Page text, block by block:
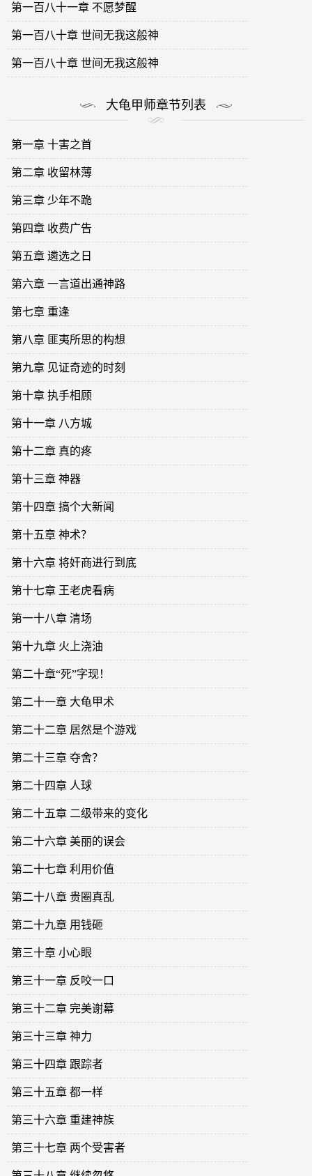
第一百八十一章 不愿梦醒
第一百八十章 世间无我这般神
第一百八十章 世间无我这般神
大龟甲师章节列表
第一章 十害之首
第二章 收留林薄
第三章 少年不跪
第四章 收费广告
第五章 遴选之日
第六章 一言道出通神路
第七章 重逢
第八章 匪夷所思的构想
第九章 见证奇迹的时刻
第十章 执手相顾
第十一章 八方城
第十二章 真的疼
第十三章 神器
第十四章 搞个大新闻
第十五章 神术？
第十六章 将奸商进行到底
第十七章 王老虎看病
第一十八章 清场
第十九章 火上浇油
第二十章“死”字现！
第二十一章 大龟甲术
第二十二章 居然是个游戏
第二十三章 夺舍？
第二十四章 人球
第二十五章 二级带来的变化
第二十六章 美丽的误会
第二十七章 利用价值
第二十八章 贵圈真乱
第二十九章 用钱砸
第三十章 小心眼
第三十一章 反咬一口
第三十二章 完美谢幕
第三十三章 神力
第三十四章 跟踪者
第三十五章 都一样
第三十六章 重建神族
第三十七章 两个受害者